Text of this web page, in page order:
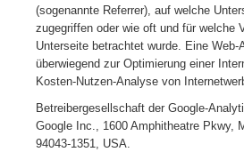
(sogenannte Referrer), auf welche
zugegriffen oder wie oft und für welche
Unterseite betrachtet wurde. Eine Web-
überwiegend zur Optimierung einer
Kosten-Nutzen-Analyse von
Betreibergesellschaft der Google-
Google Inc., 1600 Amphitheatre Pkwy,
94043-1351, USA.